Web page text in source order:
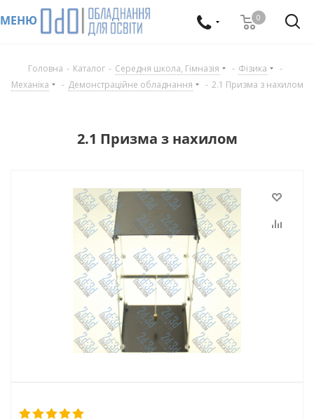
МЕНЮ 0
Головна - Каталог - Середня школа, Гімназія - Фізика
-
Механіка
- Демонстраційне обладнання - 2.1 Призма з нахилом
2.1 Призма з нахилом